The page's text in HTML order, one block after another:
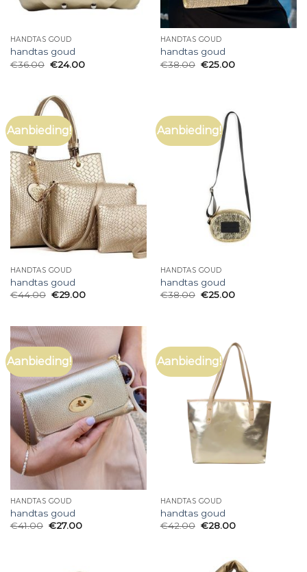
HANDTAS GOUD
handtas goud
€36.00 €24.00
HANDTAS GOUD
handtas goud
€38.00 €25.00
Aanbieding!
HANDTAS GOUD
handtas goud
€44.00 €29.00
Aanbieding!
HANDTAS GOUD
handtas goud
€38.00 €25.00
Aanbieding!
HANDTAS GOUD
handtas goud
€41.00 €27.00
Aanbieding!
HANDTAS GOUD
handtas goud
€42.00 €28.00